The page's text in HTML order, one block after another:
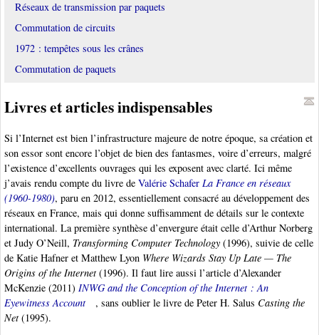
Réseaux de transmission par paquets
Commutation de circuits
1972 : tempêtes sous les crânes
Commutation de paquets
Livres et articles indispensables
Si l’Internet est bien l’infrastructure majeure de notre époque, sa création et
son essor sont encore l’objet de bien des fantasmes, voire d’erreurs, malgré
l’existence d’excellents ouvrages qui les exposent avec clarté. Ici même
j’avais rendu compte du livre de Valérie Schafer La France en réseaux
(1960-1980), paru en 2012, essentiellement consacré au développement des
réseaux en France, mais qui donne suffisamment de détails sur le contexte
international. La première synthèse d’envergure était celle d’Arthur Norberg
et Judy O’Neill, Transforming Computer Technology (1996), suivie de celle
de Katie Hafner et Matthew Lyon Where Wizards Stay Up Late — The
Origins of the Internet(1996). Il faut lire aussi l’article d’Alexander
McKenzie (2011) INWG and the Conception of the Internet : An
Eyewitness Account
, sans oublier le livre de Peter H. Salus Casting the
Net(1995).